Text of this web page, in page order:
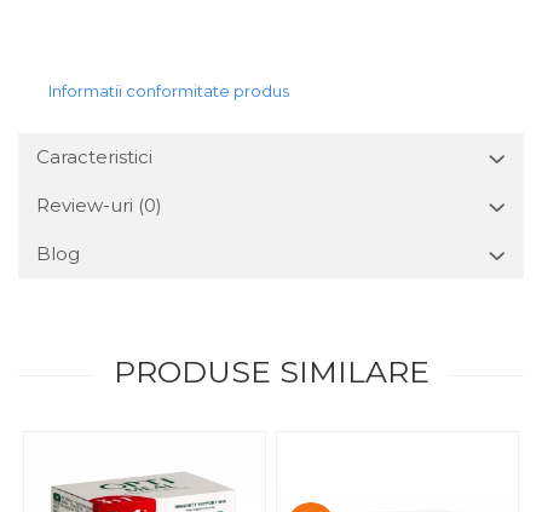
Informatii conformitate produs
Caracteristici
Review-uri (0)
Blog
PRODUSE SIMILARE